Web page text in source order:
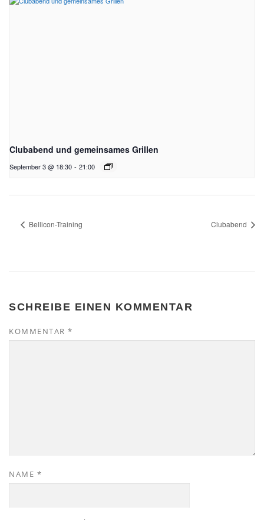
Clubabend und gemeinsames Grillen
September 3 @ 18:30 - 21:00
Bellicon-Training Clubabend
SCHREIBE EINEN KOMMENTAR
KOMMENTAR *
NAME *